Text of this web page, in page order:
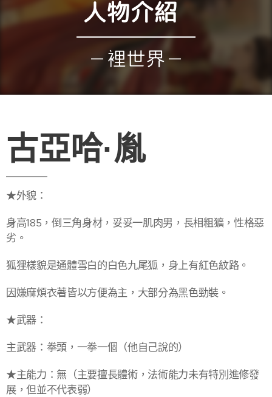
人物介紹
裡世界
古亞哈·胤
★外貌：
身高185，倒三角身材，妥妥一肌肉男，長相粗獷，性格惡
劣。
狐狸樣貌是通體雪白的白色九尾狐，身上有紅色紋路。
因嫌麻煩衣著皆以方便為主，大部分為黑色勁裝。
★武器：
主武器：拳頭，一拳一個（他自己說的）
★主能力：無（主要擅長體術，法術能力未有特別進修發
展，但並不代表弱）